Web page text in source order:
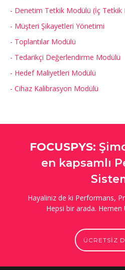
- Denetim Tetkik Modülü (İç Tetkik
- Müşteri Şikayetleri Yönetimi
- Toplantılar Modülü
- Tedarikçi Değerlendirme Modülü
- Hedef Maliyetleri Modülü
- Cihaz Kalibrasyon Modülü
FOCUSPYS:
en kapsamlı
Hayaliniz de ki Performans,
Hepsi bir arada. Hemen
ÜCRETSİZ